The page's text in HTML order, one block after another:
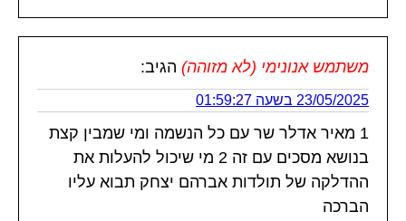
משתמש אנונימי (לא מזוהה) הגיב:
23/05/2025 בשעה 01:59:27
1 מאיר אדלר שר עם כל הנשמה ומי שמבין קצת
בנושא מסכים עם זה 2 מי שיכול להעלות את
ההדלקה של תולדות אברהם יצחק תבוא עליו
הברכה